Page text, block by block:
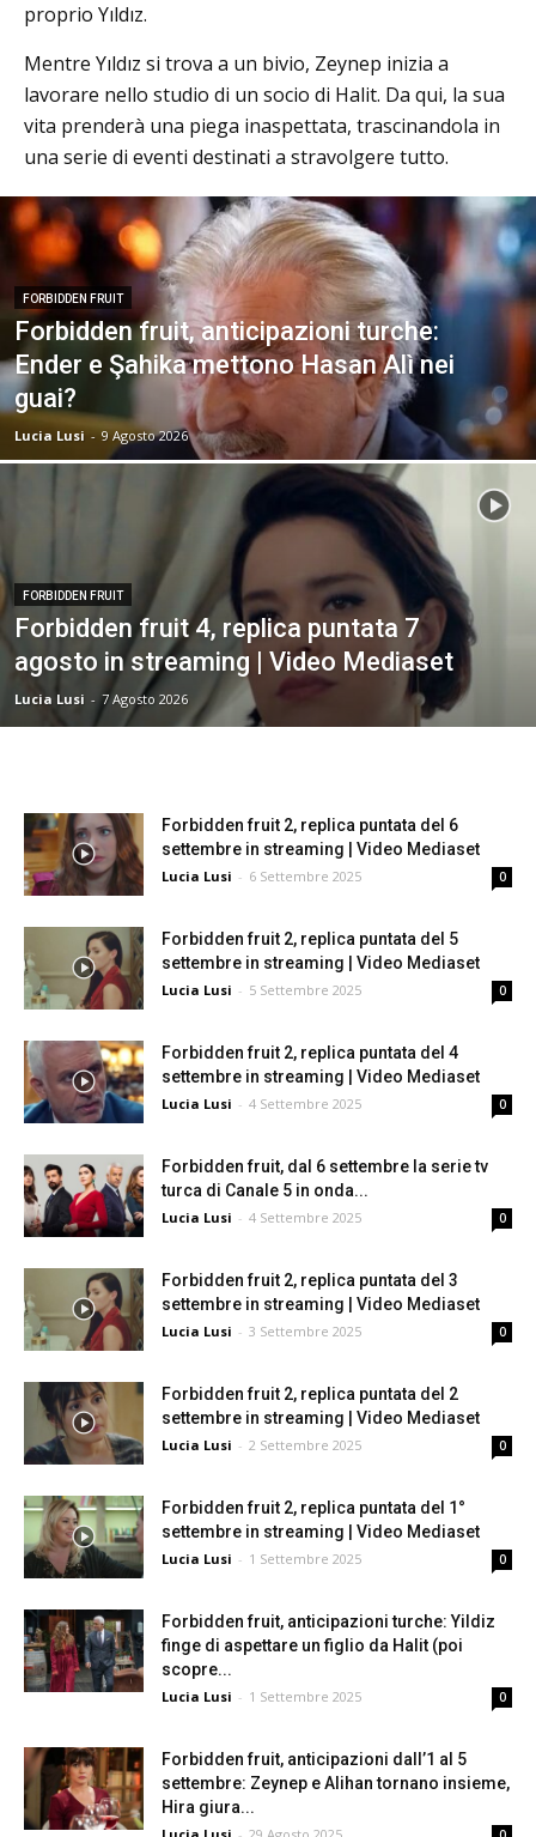
proprio Yıldız.
Mentre Yıldız si trova a un bivio, Zeynep inizia a
lavorare nello studio di un socio di Halit. Da qui, la sua
vita prenderà una piega inaspettata, trascinandola in
una serie di eventi destinati a stravolgere tutto.
FORBIDDEN FRUIT
Forbidden fruit, anticipazioni turche:
Ender e Şahika mettono Hasan Alì nei
guai?
Lucia Lusi - 9 Agosto 2026
FORBIDDEN FRUIT
Forbidden fruit 4, replica puntata 7
agosto in streaming | Video Mediaset
Lucia Lusi - 7 Agosto 2026
Forbidden fruit 2, replica puntata del 6
settembre in streaming | Video Mediaset
Lucia Lusi - 6 Settembre 2025 0
Forbidden fruit 2, replica puntata del 5
settembre in streaming | Video Mediaset
Lucia Lusi - 5 Settembre 2025 0
Forbidden fruit 2, replica puntata del 4
settembre in streaming | Video Mediaset
Lucia Lusi - 4 Settembre 2025 0
Forbidden fruit, dal 6 settembre la serie tv
turca di Canale 5 in onda...
Lucia Lusi - 4 Settembre 2025 0
Forbidden fruit 2, replica puntata del 3
settembre in streaming | Video Mediaset
Lucia Lusi - 3 Settembre 2025 0
Forbidden fruit 2, replica puntata del 2
settembre in streaming | Video Mediaset
Lucia Lusi - 2 Settembre 2025 0
Forbidden fruit 2, replica puntata del 1°
settembre in streaming | Video Mediaset
Lucia Lusi - 1 Settembre 2025 0
Forbidden fruit, anticipazioni turche: Yildiz
finge di aspettare un figlio da Halit (poi
scopre...
Lucia Lusi - 1 Settembre 2025 0
Forbidden fruit, anticipazioni dall’1 al 5
settembre: Zeynep e Alihan tornano insieme,
Hira giura...